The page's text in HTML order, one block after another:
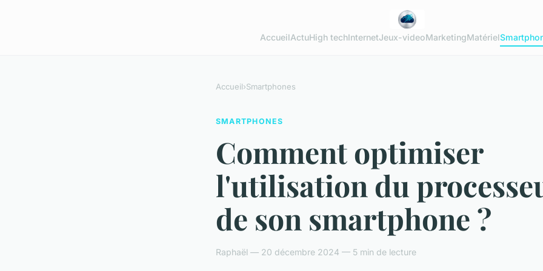
AccueilActuHigh techInternetJeux-videoMarketingMatériel
Accueil›Smartphones
SMARTPHONES
Comment optimiser
l'utilisation du
de son smartphone ?
Raphaël — 20 décembre 2024 — 5 min de lecture